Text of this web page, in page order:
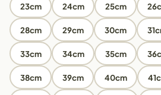
23cm 24cm 25cm
28cm 29cm 30cm
33cm 34cm 35cm
38cm 39cm 40cm